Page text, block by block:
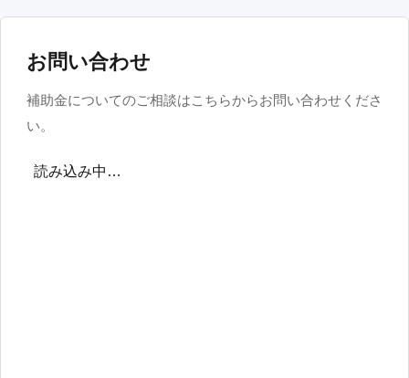
お問い合わせ
補助金についてのご相談はこちらからお問い合わせくださ
い。